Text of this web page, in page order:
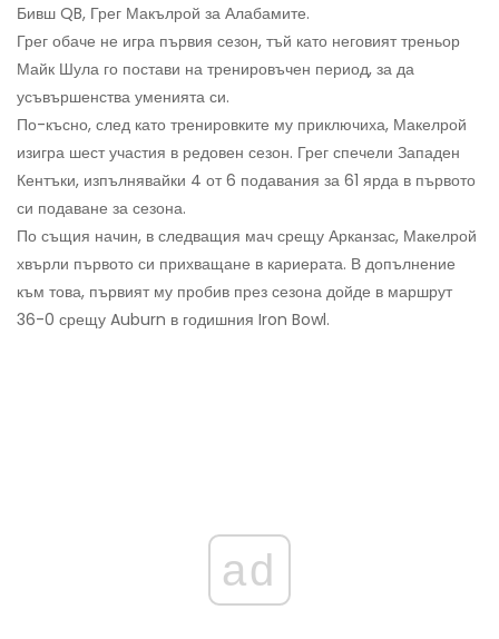
Бивш QB, Грег Макълрой за Алабамите.
Грег обаче не игра първия сезон, тъй като неговият треньор
Майк Шула го постави на тренировъчен период, за да
усъвършенства уменията си.
По-късно, след като тренировките му приключиха, Макелрой
изигра шест участия в редовен сезон. Грег спечели Западен
Кентъки, изпълнявайки 4 от 6 подавания за 61 ярда в първото
си подаване за сезона.
По същия начин, в следващия мач срещу Арканзас, Макелрой
хвърли първото си прихващане в кариерата. В допълнение
към това, първият му пробив през сезона дойде в маршрут
36-0 срещу Auburn в годишния Iron Bowl.
ad